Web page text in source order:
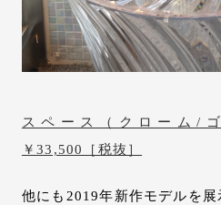
スペース（クローム/
￥33,500［税抜］
他にも2019年新作モデルを展